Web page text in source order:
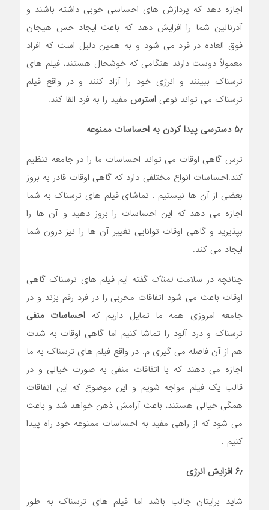
اجازه دهد که پردازش های احساسی خوبی داشته باشند و
آدرنالین شما را افزایش دهد که باعث ایجاد حس هیجان
فوق العاده در فرد می شود و به همین دلیل است که افراد
معمولاً دوست دارند هنگامی که خوشحال هستند، فیلم های
ترسناک ببینند و انرژی خود را آزاد کنند و در واقع فیلم
ترسناک می تواند نوعی استرس مفید را به فرد القا کند.
۵٫ دسترسی پیدا کردن به احساسات ممنوعه
ترس گاهی اوقات می تواند احساسات ما را در جامعه تنظیم
کند.احساسات انواع مختلفی دارد که گاهی اوقات قادر به بروز
بعضی از آن ها نیستیم . تماشای فیلم های ترسناک به شما
اجازه می دهد که این احساسات را بروز دهید و آن ها را
بپذیرید و گاهی اوقات توانایی تغییر آن ها را نیز درون شما
ایجاد می کند.
چنانچه در سلامت نمناک گفته ایم فیلم های ترسناک گاهی
اوقات باعث می شود اتفاقات مخربی را در فرد رقم بزند و در
جامعه امروزی همه ما تمایل داریم که احساسات منفی
ترسناک و درد آلود را تماشا کنیم اما گاهی اوقات به شدت
هم از آن فاصله می گیری م. در واقع فیلم های ترسناک به ما
اجازه می دهند که با اتفاقات منفی به صورت خیالی و در
قالب یک فیلم مواجه شویم و این موضوع که این اتفاقات
همگی خیالی هستند، باعث آرامش ذهن خواهد شد و باعث
می شود که از راهی مفید به احساسات ممنوعه خود راه پیدا
کنیم .
۶٫ افزایش انرژی
شاید برایتان جالب باشد اما فیلم های ترسناک به طور